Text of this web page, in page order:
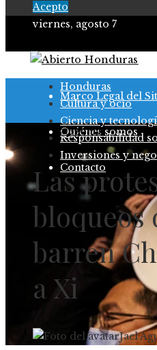
Acepto
viernes, agosto 7
Política de
Marco Legal del
Quiénes somos
Contacto
Honduras
Cultura y ocio
Ciencia y
Responsabilidad
Inversiones y
Sin Categoria
Las
bloqueos
barren
a Xi
Jael